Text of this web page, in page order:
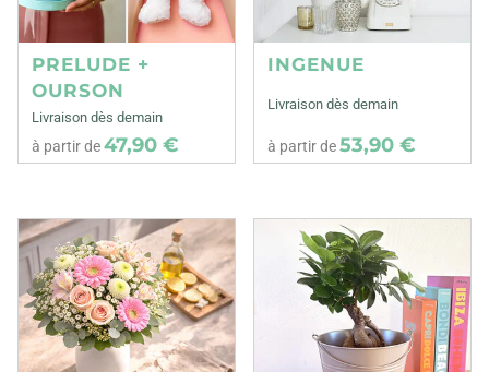
PRELUDE +
OURSON
Livraison dès demain
à partir de47,90 €
INGENUE
Livraison dès demain
à partir de53,90 €